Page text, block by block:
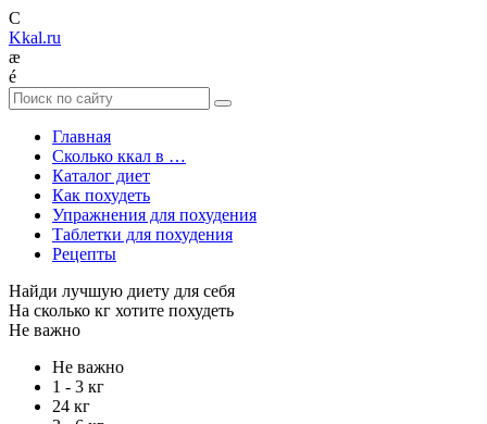
C
Kkal.ru
æ
é
Главная
Сколько ккал в …
Каталог диет
Как похудеть
Упражнения для похудения
Таблетки для похудения
Рецепты
Найди лучшую диету для себя
На сколько кг хотите похудеть
Не важно
Не важно
1 - 3 кг
24 кг